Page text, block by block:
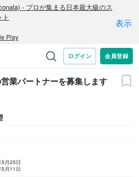
業パートナーを募集します
月25日
月11日